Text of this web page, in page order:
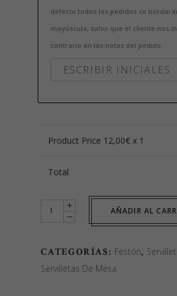
defecto todos los pedidos se
mayúscula, salvo que el cliente nos
contrario en las notas del pedido.
Product Price 12,00€ x 1
Total
Servilleta
azulina
quantity
AÑADIR AL
CATEGORÍAS: Festón,
Servilletas De Mesa